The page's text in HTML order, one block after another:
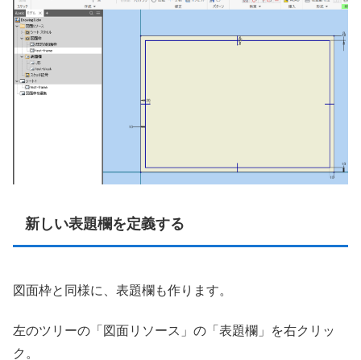
新しい表題欄を定義する
図面枠と同様に、表題欄も作ります。
左のツリーの「図面リソース」の「表題欄」を右クリッ
ク。